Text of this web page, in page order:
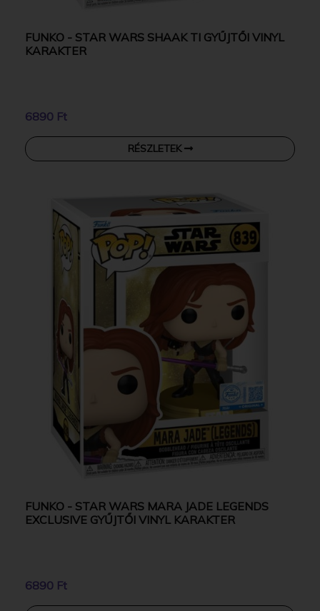
FUNKO - STAR WARS SHAAK TI GYŰJTŐI VINYL
KARAKTER
6890 Ft
RÉSZLETEK
FUNKO - STAR WARS MARA JADE LEGENDS
EXCLUSIVE GYŰJTŐI VINYL KARAKTER
6890 Ft